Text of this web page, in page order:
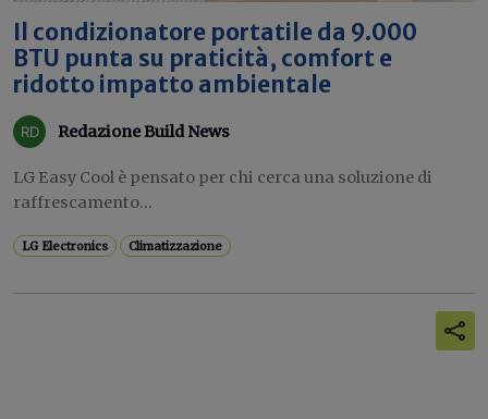
Il condizionatore portatile da 9.000
BTU punta su praticità, comfort e
ridotto impatto ambientale
Redazione Build News
LG Easy Cool è pensato per chi cerca una soluzione di
raffrescamento...
LG Electronics Climatizzazione